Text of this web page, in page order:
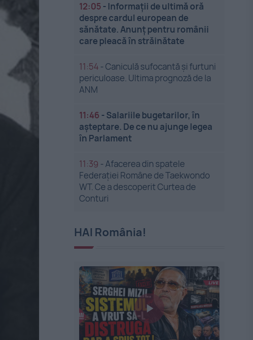
12:05 - Informații de ultimă oră
despre cardul european de
sănătate. Anunț pentru românii
care pleacă în străinătate
11:54 -Caniculă sufocantă și furtuni
periculoase. Ultima prognoză de la
ANM
11:46 - Salariile bugetarilor, în
așteptare. De ce nu ajunge legea
în Parlament
11:39 -Afacerea din spatele
Federației Române de Taekwondo
WT. Ce a descoperit Curtea de
Conturi
HAI România!